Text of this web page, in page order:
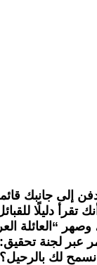
إلى جانبك
دليلًا
وصهر “العائلة
عبر لجنة تحقيق:
لك